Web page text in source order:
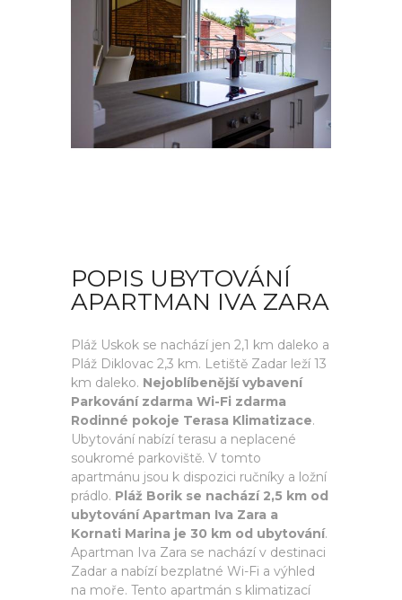
POPIS UBYTOVÁNÍ
APARTMAN IVA ZARA
Pláž Uskok se nachází jen 2,1 km daleko a
Pláž Diklovac 2,3 km. Letiště Zadar leží 13
km daleko. Nejoblíbenější vybavení
Parkování zdarma Wi-Fi zdarma
Rodinné pokoje Terasa Klimatizace.
Ubytování nabízí terasu a neplacené
soukromé parkoviště. V tomto
apartmánu jsou k dispozici ručníky a ložní
prádlo. Pláž Borik se nachází 2,5 km od
ubytování Apartman Iva Zara a
Kornati Marina je 30 km od ubytování.
Apartman Iva Zara se nachází v destinaci
Zadar a nabízí bezplatné Wi-Fi a výhled
na moře. Tento apartmán s klimatizací